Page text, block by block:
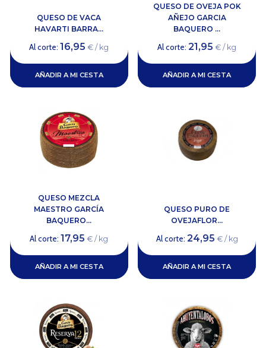
QUESO DE VACA
HAVARTI BARRA...
Al corte:16,95 € / kg
AÑADIR A MI CESTA
QUESO DE OVEJA POK
AÑEJO GARCIA
BAQUERO ...
Al corte:21,95 € / kg
AÑADIR A MI CESTA
QUESO MEZCLA
MAESTRO GARCÍA
BAQUERO...
Al corte:17,95 € / kg
AÑADIR A MI CESTA
QUESO PURO DE
OVEJAFLOR...
Al corte: 24,95 € / kg
AÑADIR A MI CESTA